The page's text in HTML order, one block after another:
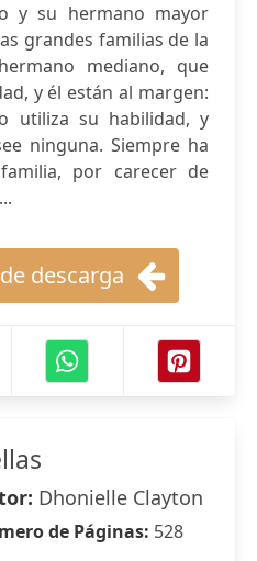
y su hermano mayor
grandes familias de la
mediano, que
y él están al margen:
utiliza su habilidad, y
ninguna. Siempre ha
por carecer de
descarga
Dhonielle Clayton
de Páginas: 528